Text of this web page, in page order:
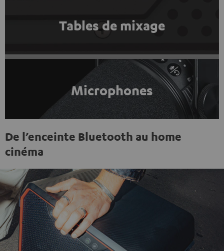
Tables de mixage
Microphones
De l’enceinte Bluetooth au home
cinéma